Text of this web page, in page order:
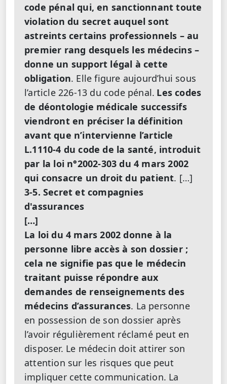
code pénal qui, en sanctionnant toute
violation du secret auquel sont
astreints certains professionnels – au
premier rang desquels les médecins –
donne un support légal à cette
obligation. Elle figure aujourd’hui sous
l’article 226-13 du code pénal. Les codes
de déontologie médicale successifs
viendront en préciser la définition
avant que n’intervienne l’article
L.1110-4 du code de la santé, introduit
par la loi n°2002-303 du 4 mars 2002
qui consacre un droit du patient. […]
3-5. Secret et compagnies
d'assurances
[…]
La loi du 4 mars 2002 donne à la
personne libre accès à son dossier ;
cela ne signifie pas que le médecin
traitant puisse répondre aux
demandes de renseignements des
médecins d’assurances. La personne
en possession de son dossier après
l’avoir régulièrement réclamé peut en
disposer. Le médecin doit attirer son
attention sur les risques que peut
impliquer cette communication. La